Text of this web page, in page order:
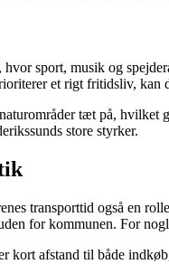
sport, musik og
et rigt fritidsliv,
tæt på,
store styrker.
transporttid også en
for kommunen. For
kort afstand til både